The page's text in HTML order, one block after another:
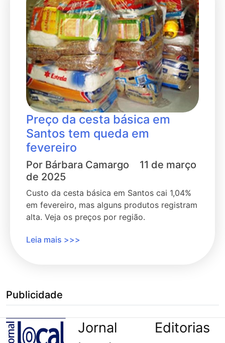
Preço da cesta básica em
Santos tem queda em
fevereiro
Por Bárbara Camargo
11 de março
de 2025
Custo da cesta básica em Santos cai 1,04%
em fevereiro, mas alguns produtos registram
alta. Veja os preços por região.
Leia mais >>>
Publicidade
Jornal
Editorias